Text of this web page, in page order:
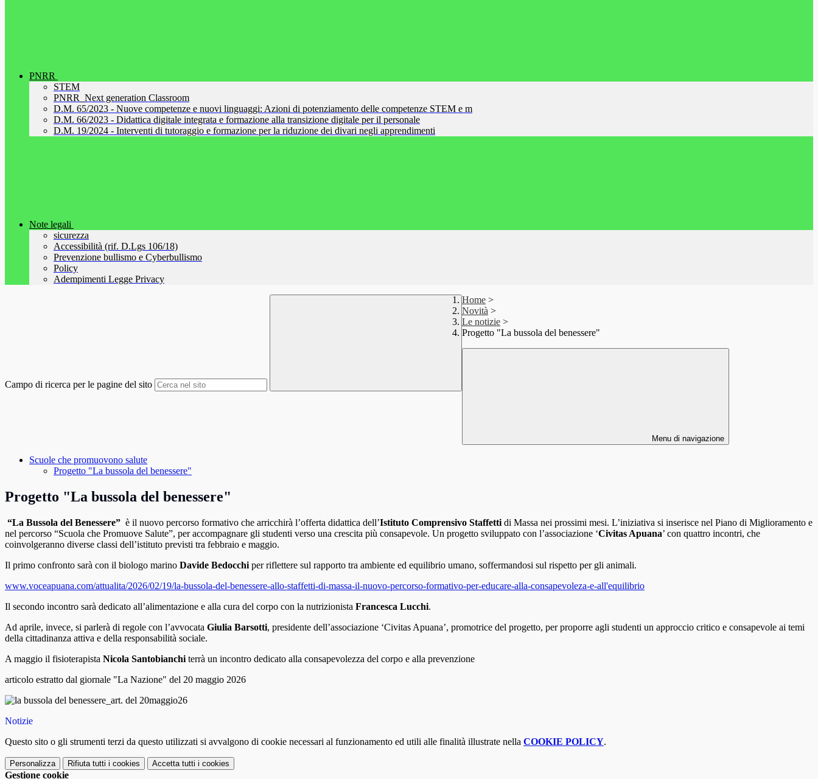
PNRR
STEM
PNRR_Next generation Classroom
D.M. 65/2023 - Nuove competenze e nuovi linguaggi: Azioni di potenziamento delle competenze STEM e m
D.M. 66/2023 - Didattica digitale integrata e formazione alla transizione digitale per il personale
D.M. 19/2024 - Interventi di tutoraggio e formazione per la riduzione dei divari negli apprendimenti
Note legali
sicurezza
Accessibilità (rif. D.Lgs 106/18)
Prevenzione bullismo e Cyberbullismo
Policy
Adempimenti Legge Privacy
Campo di ricerca per le pagine del sito
Home >
Novità >
Le notizie >
Progetto "La bussola del benessere"
Menu di navigazione
Scuole che promuovono salute
Progetto "La bussola del benessere"
Progetto "La bussola del benessere"
“La Bussola del Benessere” è il nuovo percorso formativo che arricchirà l’offerta didattica dell’Istituto Comprensivo Staffetti di Massa nei prossimi mesi. L’iniziativa si inserisce nel Piano di Miglioramento e
nel percorso “Scuola che Promuove Salute”, per accompagnare gli studenti verso una crescita più consapevole. Un progetto sviluppato con l’associazione ‘Civitas Apuana’ con quattro incontri, che
coinvolgeranno diverse classi dell’istituto previsti tra febbraio e maggio.
Il primo confronto sarà con il biologo marino Davide Bedocchi per riflettere sul rapporto tra ambiente ed equilibrio umano, soffermandosi sul rispetto per gli animali.
www.voceapuana.com/attualita/2026/02/19/la-bussola-del-benessere-allo-staffetti-di-massa-il-nuovo-percorso-formativo-per-educare-alla-consapevoleza-e-all'equilibrio
Il secondo incontro sarà dedicato all’alimentazione e alla cura del corpo con la nutrizionista Francesca Lucchi.
Ad aprile, invece, si parlerà di regole con l’avvocata Giulia Barsotti, presidente dell’associazione ‘Civitas Apuana’, promotrice del progetto, per proporre agli studenti un approccio critico e consapevole ai temi
della cittadinanza attiva e della responsabilità sociale.
A maggio il fisioterapista Nicola Santobianchi terrà un incontro dedicato alla consapevolezza del corpo e alla prevenzione
articolo estratto dal giornale "La Nazione" del 20 maggio 2026
Notizie
Questo sito o gli strumenti terzi da questo utilizzati si avvalgono di cookie necessari al funzionamento ed utili alle finalità illustrate nella COOKIE POLICY.
Personalizza Rifiuta tutti i cookies Accetta tutti i cookies
Gestione cookie